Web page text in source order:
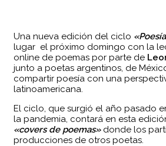
Una nueva edición del ciclo
lugar el próximo domingo con la
online de poemas por parte de
junto a poetas argentinos, de
compartir poesía con una
latinoamericana.
El ciclo, que surgió el año pasado
la pandemia, contará en esta
«covers de poemas»donde los
producciones de otros poetas.